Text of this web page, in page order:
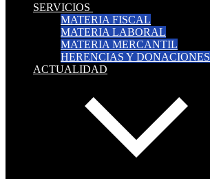
SERVICIOS
MATERIA FISCAL
MATERIA LABORAL
MATERIA MERCANTIL
HERENCIAS Y DONACIONES
ACTUALIDAD